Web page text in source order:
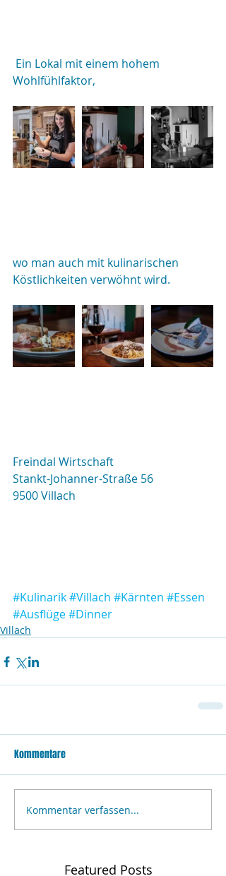
Featured Posts
Wohlfühlfaktor,
wo man auch mit kulinarischen
Köstlichkeiten verwöhnt wird.
Freindal Wirtschaft
Stankt-Johanner-Straße 56
9500 Villach
#Kulinarik#Villach #Kärnten #Essen
#Ausflüge#Dinner
Villach
Kommentare
Kommentar verfassen...